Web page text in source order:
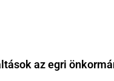
az egri